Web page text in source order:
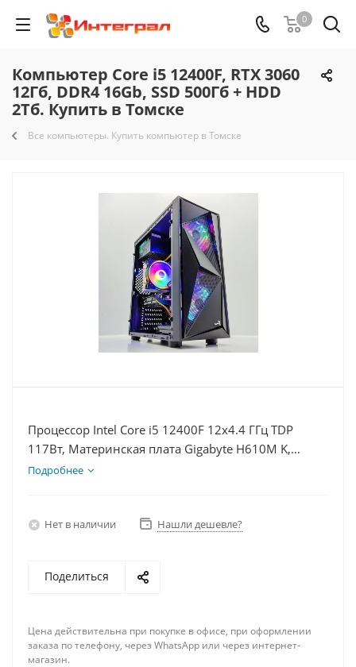
0
Компьютер Core i5 12400F, RTX 3060
12Гб, DDR4 16Gb, SSD 500Гб + HDD
2Тб. Купить в Томске
Все компьютеры. Купить компьютер в Томске
Процессор Intel Core i5 12400F 12x4.4 ГГц TDP
117Вт, Материнская плата Gigabyte H610M K,
Видеокарта RTX 3060 12Гб, Память DDR4 16Gb,
Подробнее
Нет в наличии Нашли дешевле?
Поделиться
Цена действительна при покупке в офисе, при оформлении
заказа по телефону, через WhatsApp или через интернет-
магазин.